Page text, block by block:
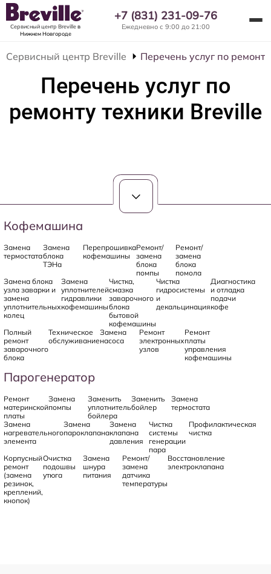
Сервисный центр Brevilleв
Нижнем Новгороде
+7 (831) 231-09-76
Ежедневно с 9:00 до 21:00
Сервисный центр Breville Перечень услуг по
Перечень услуг по
ремонту техники Breville
Кофемашина
Замена
термостата
Замена
блока
ТЭНа
Перепрошивка
кофемашины
Ремонт/
замена
блока
помпы
Ремонт/
замена
блока
помола
Замена блока
узла заварки и
замена
уплотнительных
колец
Замена
уплотнителей
гидравлики
кофемашины
Чистка,
смазка
заварочного
блока
бытовой
кофемашины
Чистка
гидросистемы
и
декальцинация
Диагностика
и отладка
подачи
кофе
Полный
ремонт
заварочного
блока
Техническое
обслуживание
Замена
насоса
Ремонт
электронных
узлов
Ремонт
платы
управления
кофемашины
Парогенератор
Ремонт
материнской
платы
Замена
помпы
Заменить
уплотнитель
бойлера
Заменить
бойлер
Замена
термостата
Замена
нагревательного
элемента
Замена
пароклапана
Замена
клапана
давления
Чистка
системы
генерации
пара
Профилактическая
чистка
Корпусный
ремонт
(замена
резинок,
креплений,
кнопок)
Очистка
подошвы
утюга
Замена
шнура
питания
Ремонт/
замена
датчика
температуры
Восстановление
электроклапана